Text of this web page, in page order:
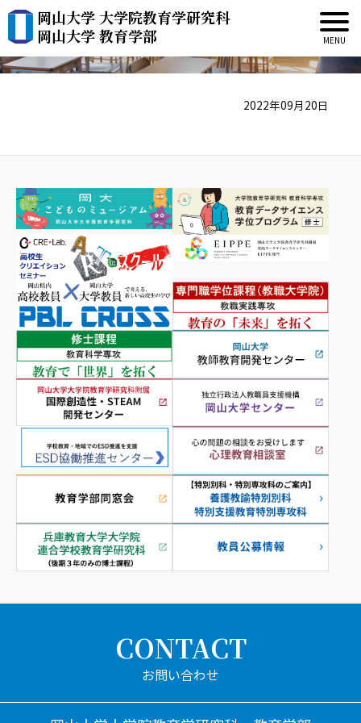
岡山大学 大学院教育学研究科
岡山大学 教育学部熊谷 愼之輔
2022年09月20日
CONTACT